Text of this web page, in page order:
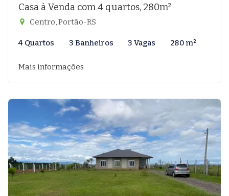
Casa à Venda com 4 quartos, 280m²
Centro, Portão-RS
4 Quartos 3 Banheiros 3 Vagas 280 m²
Mais informações